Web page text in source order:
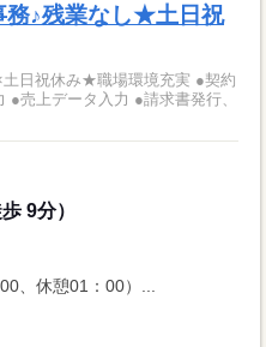
務♪残業なし★土日祝
日祝休み★職場環境充実 ●契約
売上データ入力 ●請求書発行、
9分）
、休憩01：00）...